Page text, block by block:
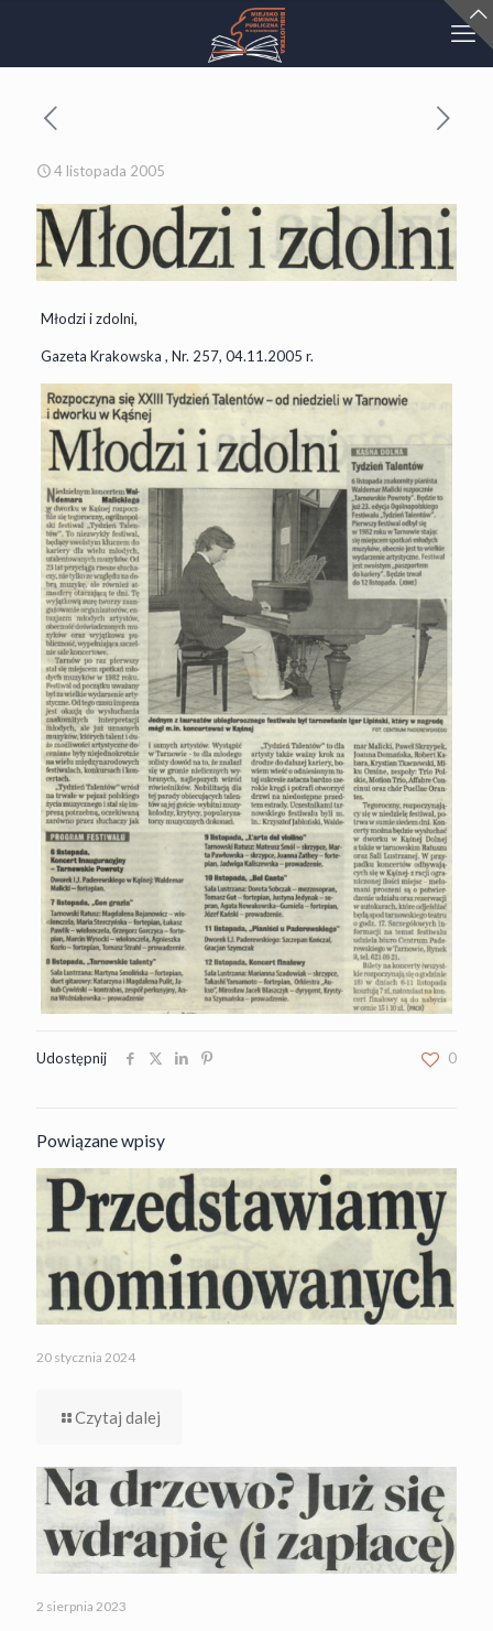
4 listopada 2005
Młodzi i zdolni,
Gazeta Krakowska , Nr. 257, 04.11.2005 r.
Udostępnij 0
Powiązane wpisy
20 stycznia 2024
Czytaj dalej
2 sierpnia 2023